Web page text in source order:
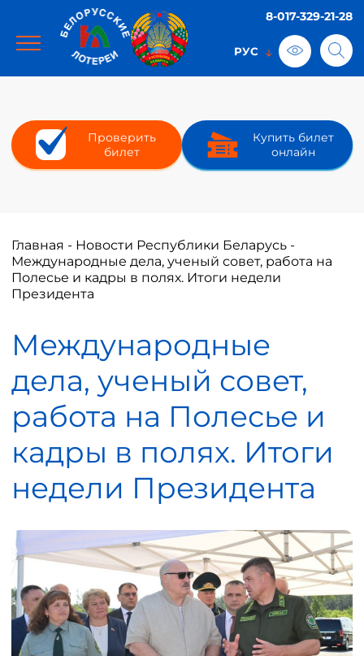
8-017-329-21-28
Проверить
билет
Купить билет
онлайн
Главная - Новости Республики Беларусь -
Международные дела, ученый совет, работа на
Полесье и кадры в полях. Итоги недели
Президента
Международные
дела, ученый совет,
работа на Полесье и
кадры в полях. Итоги
недели Президента